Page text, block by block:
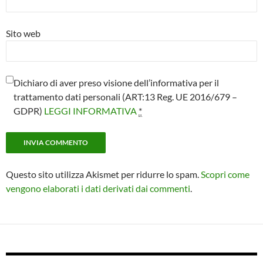
Sito web
Dichiaro di aver preso visione dell’informativa per il
trattamento dati personali (ART:13 Reg. UE 2016/679 –
GDPR) LEGGI INFORMATIVA *
Questo sito utilizza Akismet per ridurre lo spam.Scopri come
vengono elaborati i dati derivati dai commenti.